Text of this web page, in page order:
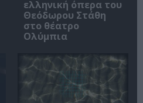
ελληνική όπερα του
Θεόδωρου Στάθη
στο θέατρο
Ολύμπια